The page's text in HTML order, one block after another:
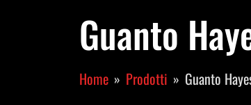
Guanto
Home Prodotti Guanto